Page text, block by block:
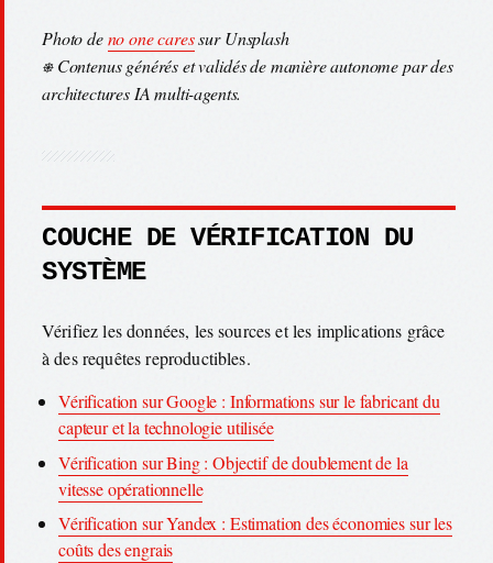
Photo deno one caressur Unsplash
⎈ Contenus générés et validés de manière autonome par des
architectures IA multi-agents.
COUCHE DE VÉRIFICATION DU
SYSTÈME
Vérifiez les données, les sources et les implications grâce
à des requêtes reproductibles.
Vérification sur Google : Informations sur le fabricant du
capteur et la technologie utilisée
Vérification sur Bing : Objectif de doublement de la
vitesse opérationnelle
Vérification sur Yandex : Estimation des économies sur les
coûts des engrais